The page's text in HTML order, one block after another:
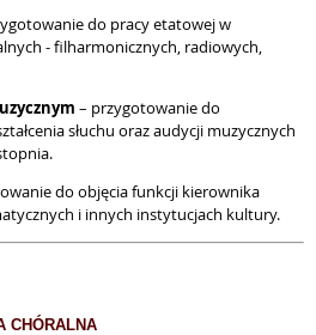
do pracy etatowej w
- filharmonicznych, radiowych,
– przygotowanie do
słuchu oraz audycji muzycznych
do objęcia funkcji kierownika
i innych instytucjach kultury.
CHÓRALNA